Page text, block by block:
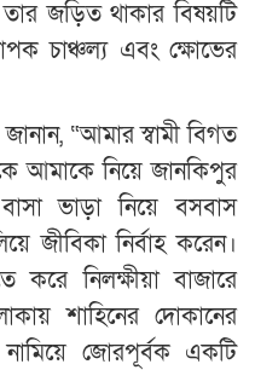
জড়িত থাকার বিষয়টি
চাঞ্চল্য এবং ক্ষোভের
“আমার স্বামী বিগত
আমাকে নিয়ে জানকিপুর
ভাড়া নিয়ে বসবাস
জীবিকা নির্বাহ করেন।
নিলক্ষীয়া বাজারে
শাহিনের দোকানের
জোরপূর্বক একটি